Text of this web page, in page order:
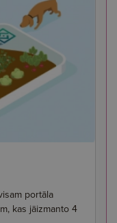
portāla
kas jāizmanto 4